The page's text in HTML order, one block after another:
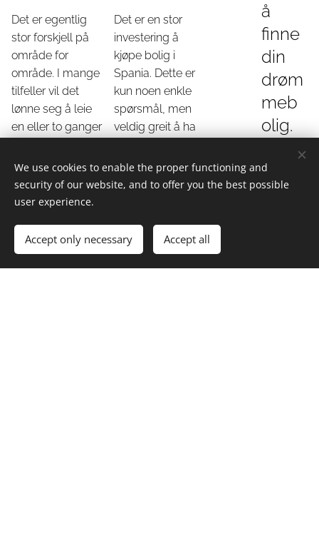
Det er egentlig
stor forskjell på
område for
område. I mange
tilfeller vil det
lønne seg å leie
en eller to ganger
se forskjellene.
Det er en stor
investering å
kjøpe bolig i
Spania. Dette er
kun noen enkle
spørsmål, men
veldig greit å ha
før du ser etter
din
å
finne
din
drøm
meb
olig.
Kontakt oss, vi gir
deg mulighetene.
send inn
We use cookies to enable the proper functioning and
security of our website, and to offer you the best possible
user experience.
Accept only necessary Accept all